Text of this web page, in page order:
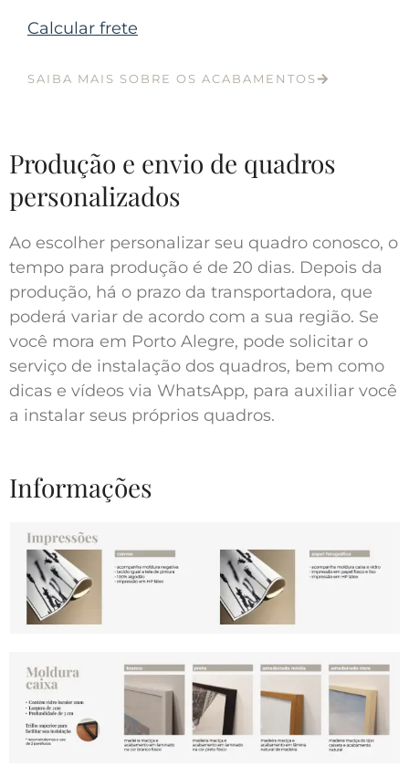
Calcular frete
SAIBA MAIS SOBRE OS ACABAMENTOS
Produção e envio de quadros
personalizados
Ao escolher personalizar seu quadro conosco, o
tempo para produção é de 20 dias. Depois da
produção, há o prazo da transportadora, que
poderá variar de acordo com a sua região. Se
você mora em Porto Alegre, pode solicitar o
serviço de instalação dos quadros, bem como
dicas e vídeos via WhatsApp, para auxiliar você
a instalar seus próprios quadros.
Informações